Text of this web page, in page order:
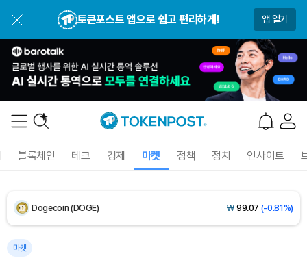
토큰포스트 앱으로 쉽고 편리하게! 앱 열기
블록체인 테크 경제 마켓 정책 정치 인사이트
USDC (USDC) ₩1,422(0.00%)
XRP (XRP) ₩1,491(-2.31%)
Dogecoin (DOGE) ₩ 99.07 (-0.81%)
마켓